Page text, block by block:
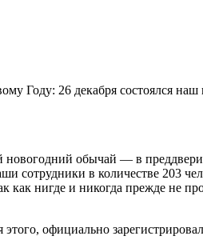
Году: 26 декабря состоялся
обычай — в
в количестве 203
нигде и никогда прежде не
официально